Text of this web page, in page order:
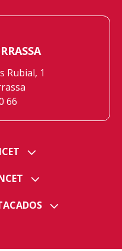
Rubial, 1
66